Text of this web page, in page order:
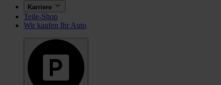
Karriere
Teile-Shop
Wir kaufen Ihr Auto